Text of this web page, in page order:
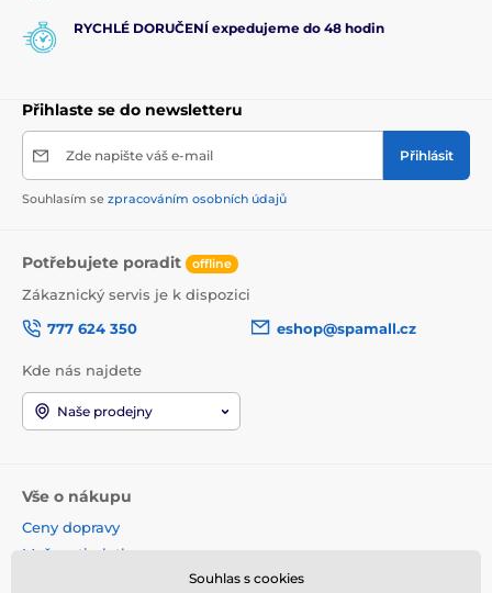
RYCHLÉ DORUČENÍ expedujeme do 48 hodin
Přihlaste se do newsletteru
Zde napište váš e-mail Přihlásit
Souhlasím se zpracováním osobních údajů
Potřebujete poradit offline
Zákaznický servis je k dispozici
777 624 350
eshop@spamall.cz
Kde nás najdete
Naše prodejny
Vše o nákupu
Ceny dopravy
Možnosti platby
Souhlas s cookies